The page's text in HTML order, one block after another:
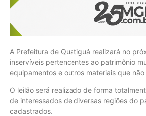
A Prefeitura de Quatiguá realizará no
inservíveis pertencentes ao patrimônio
equipamentos e outros materiais que
O leilão será realizado de forma
de interessados de diversas regiões do
cadastrados.